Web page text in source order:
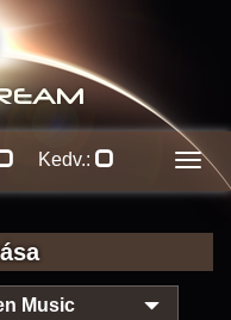
Kedv.:
Music